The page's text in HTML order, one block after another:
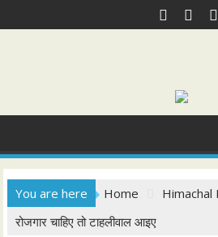
to
You are here Home Himachal
रोजगार चाहिए तो टाहलीवाल आइए